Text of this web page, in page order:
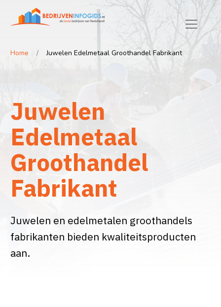
Home Juwelen Edelmetaal Groothandel Fabrikant
Juwelen
Edelmetaal
Groothandel
Fabrikant
Juwelen en edelmetalen groothandels
fabrikanten bieden kwaliteitsproducten
aan.